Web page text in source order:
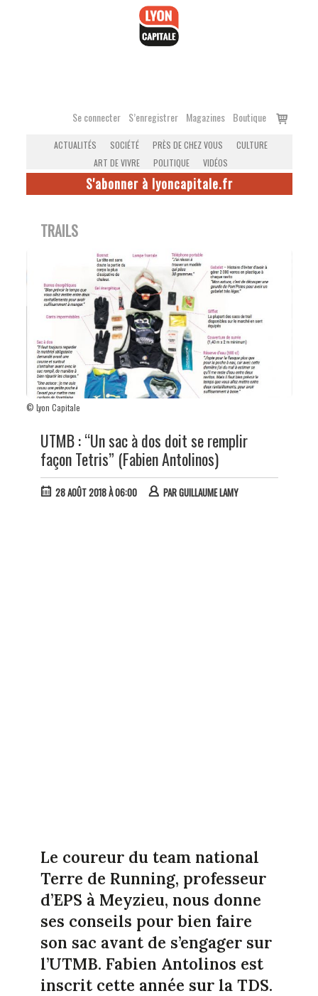
Se connecter S’enregistrer Magazines Boutique
Voir
ACTUALITÉS SOCIÉTÉ PRÈS DE CHEZ VOUS
CULTURE
ART DE VIVRE
POLITIQUE VIDÉOS
S'abonner à lyoncapitale.fr
TRAILS
© Lyon Capitale
UTMB : “Un sac à dos doit se remplir
façon Tetris” (Fabien Antolinos)
28 AOÛT 2018 À 06:00 PARGUILLAUME LAMY
Le coureur du team national
Terre de Running, professeur
d’EPS à Meyzieu, nous donne
ses conseils pour bien faire
son sac avant de s’engager sur
l’UTMB. Fabien Antolinos est
inscrit cette année sur la TDS.